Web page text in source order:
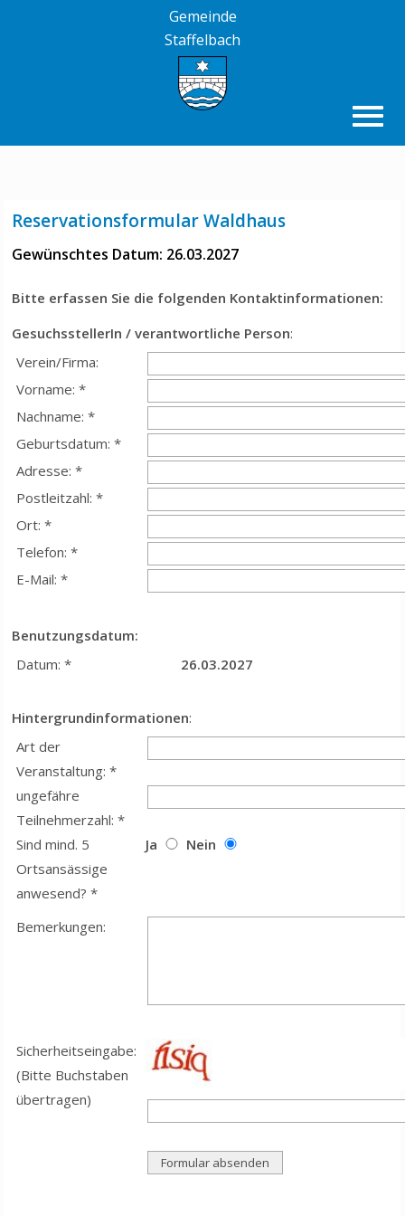
Gemeinde
Staffelbach
Reservationsformular Waldhaus
Gewünschtes Datum: 26.03.2027
Bitte erfassen Sie die folgenden Kontaktinformationen:
GesuchsstellerIn / verantwortliche Person:
Verein/Firma:
Vorname: *
Nachname: *
Geburtsdatum: *
Adresse: *
Postleitzahl: *
Ort: *
Telefon: *
E-Mail: *
Benutzungsdatum:
Datum: *
26.03.2027
Hintergrundinformationen:
Art der
Veranstaltung: *
ungefähre
Teilnehmerzahl: *
Sind mind. 5
Ortsansässige
anwesend? *
Ja Nein
Bemerkungen:
Sicherheitseingabe:
(Bitte Buchstaben
übertragen)